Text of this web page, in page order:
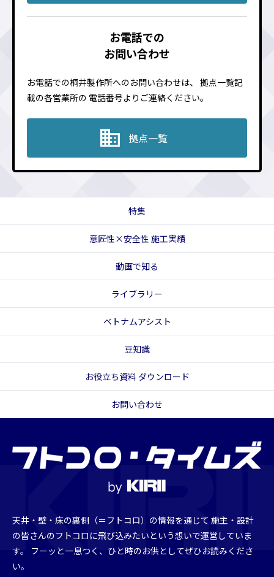
お電話での
お問い合わせ
お電話での桐井製作所へのお問い合わせは、 拠点一覧記
載の各営業所の 電話番号よりご連絡ください。
拠点一覧
特集
意匠性×安全性 施工実績
動画で知る
ライブラリー
ベトナムアシスト
豆知識
お役立ち資料 ダウンロード
お問い合わせ
天井・壁・床の裏側（＝フトコロ）の情報を通じて 施主・設計
の皆さんのフトコロに飛び込みたいという想いで運営していま
す。
フーッと一息つく、ひと時のお供としてぜひお読みくださ
い。